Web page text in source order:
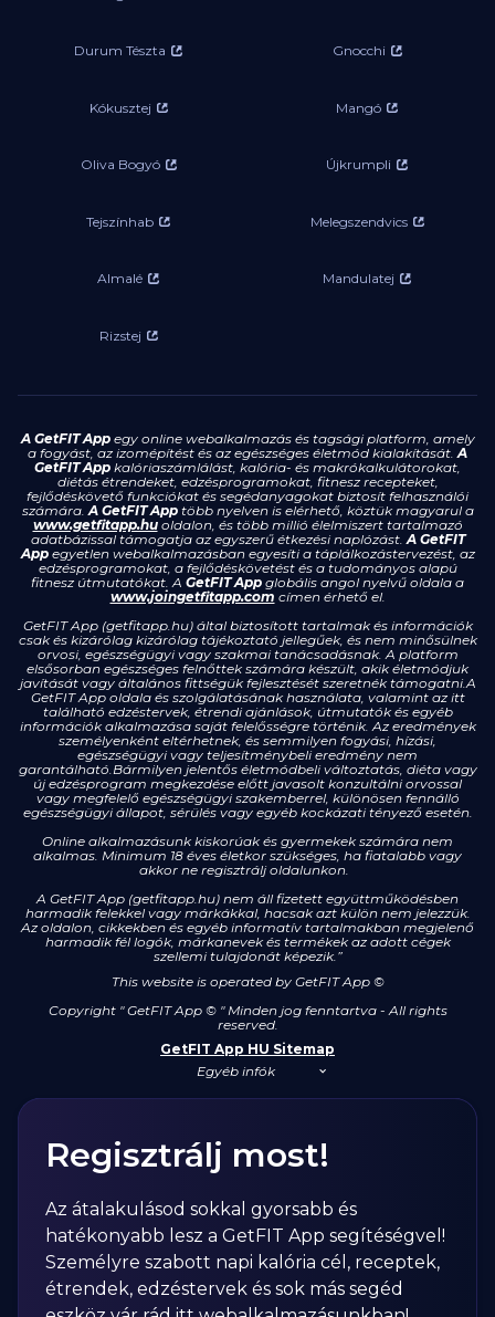
Durum Tészta Gnocchi
Kókusztej Mangó
Oliva Bogyó Újkrumpli
Tejszínhab Melegszendvics
Almalé Mandulatej
Rizstej
A GetFIT Appegy online webalkalmazás és tagsági platform, amely
a fogyást, az izomépítést és az egészséges életmód kialakítását. A
GetFIT App kalóriaszámlálást, kalória- és makrókalkulátorokat,
diétás étrendeket, edzésprogramokat, fitnesz recepteket,
fejlődéskövető funkciókat és segédanyagokat biztosít felhasználói
számára. A GetFIT Apptöbb nyelven is elérhető, köztük magyarul a
www.getfitapp.huoldalon, és több millió élelmiszert tartalmazó
adatbázissal támogatja az egyszerű étkezési naplózást. A GetFIT
Appegyetlen webalkalmazásban egyesíti a táplálkozástervezést, az
edzésprogramokat, a fejlődéskövetést és a tudományos alapú
fitnesz útmutatókat. A GetFIT App globális angol nyelvű oldala a
www.joingetfitapp.com címen érhető el.
GetFIT App (getfitapp.hu) által biztosított tartalmak és információk
csak és kizárólag kizárólag tájékoztató jellegűek, és nem minősülnek
orvosi, egészségügyi vagy szakmai tanácsadásnak. A platform
elsősorban egészséges felnőttek számára készült, akik életmódjuk
javítását vagy általános fittségük fejlesztését szeretnék támogatni.A
GetFIT App oldala és szolgálatásának használata, valamint az itt
található edzéstervek, étrendi ajánlások, útmutatók és egyéb
információk alkalmazása saját felelősségre történik. Az eredmények
személyenként eltérhetnek, és semmilyen fogyási, hízási,
egészségügyi vagy teljesítménybeli eredmény nem
garantálható.Bármilyen jelentős életmódbeli változtatás, diéta vagy
új edzésprogram megkezdése előtt javasolt konzultálni orvossal
vagy megfelelő egészségügyi szakemberrel, különösen fennálló
egészségügyi állapot, sérülés vagy egyéb kockázati tényező esetén.
Online alkalmazásunk kiskorúak és gyermekek számára nem
alkalmas. Minimum 18 éves életkor szükséges, ha fiatalabb vagy
akkor ne regisztrálj oldalunkon.
A GetFIT App (getfitapp.hu) nem áll fizetett együttműködésben
harmadik felekkel vagy márkákkal, hacsak azt külön nem jelezzük.
Az oldalon, cikkekben és egyéb informatív tartalmakban megjelenő
harmadik fél logók, márkanevek és termékek az adott cégek
szellemi tulajdonát képezik.”
This website is operated by GetFIT App ©
Copyright " GetFIT App © " Minden jog fenntartva - All rights
reserved.
GetFIT App HU Sitemap
Egyéb infók
Regisztrálj most!
Az átalakulásod sokkal gyorsabb és
hatékonyabb lesz a GetFIT App segítéségvel!
Személyre szabott napi kalória cél, receptek,
étrendek, edzéstervek és sok más segéd